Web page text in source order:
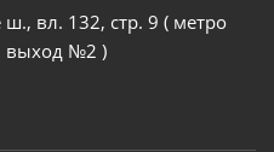
вл. 132, стр. 9 ( метро
№2 )